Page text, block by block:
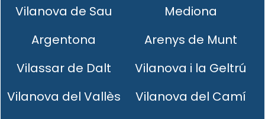
Vilanova de Sau
Mediona
Argentona
Arenys de Munt
Vilassar de Dalt
Vilanova i la Geltrú
Vilanova del Vallès
Vilanova del Camí